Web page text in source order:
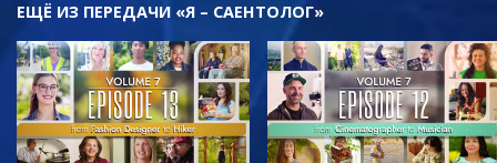
ЕЩЁ ИЗ ПЕРЕДАЧИ «Я – САЕНТОЛОГ»